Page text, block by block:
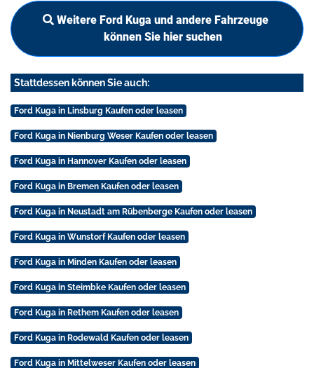
Weitere Ford Kuga und andere Fahrzeuge
können Sie hier suchen
Stattdessen können Sie auch:
Ford Kuga in Linsburg Kaufen oder leasen
Ford Kuga in Nienburg Weser Kaufen oder leasen
Ford Kuga in Hannover Kaufen oder leasen
Ford Kuga in Bremen Kaufen oder leasen
Ford Kuga in Neustadt am Rübenberge Kaufen oder leasen
Ford Kuga in Wunstorf Kaufen oder leasen
Ford Kuga in Minden Kaufen oder leasen
Ford Kuga in Steimbke Kaufen oder leasen
Ford Kuga in Rethem Kaufen oder leasen
Ford Kuga in Rodewald Kaufen oder leasen
Ford Kuga in Mittelweser Kaufen oder leasen